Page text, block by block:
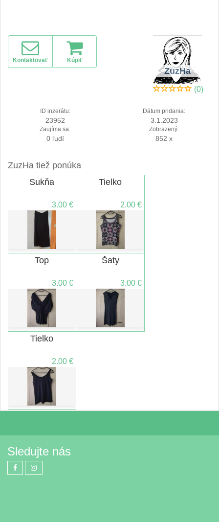
Kontaktovať Kúpiť
ZuzHa
(0)
ID inzerátu:
23952
Dátum pridania:
3.1.2023
Zaujíma sa:
0 ľudí
Zobrazený:
852 x
ZuzHa tiež ponúka
Sukňa
3.00 €
Tielko
2.00 €
Top
3.00 €
Šaty
3.00 €
Tielko
2.00 €
Sledujte nás